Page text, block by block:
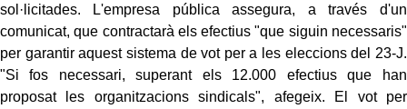
sol·licitades. L'empresa pública assegura, a través d'un
comunicat, que contractarà els efectius "que siguin necessaris"
per garantir aquest sistema de vot per a les eleccions del 23-J.
"Si fos necessari, superant els 12.000 efectius que han
proposat les organitzacions sindicals", afegeix. El vot per